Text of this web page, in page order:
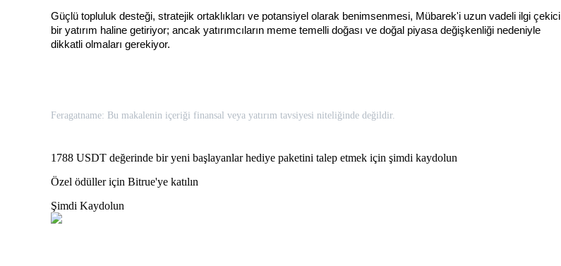
BTR Kilitleme
Güçlü topluluk desteği, stratejik ortaklıkları ve potansiyel olarak benimsenmesi, Mübarek'i uzun vadeli ilgi çekici
bir yatırım haline getiriyor; ancak yatırımcıların meme temelli doğası ve doğal piyasa değişkenliği nedeniyle
dikkatli olmaları gerekiyor.
Feragatname: Bu makalenin içeriği finansal veya yatırım tavsiyesi niteliğinde değildir.
1788 USDT değerinde bir yeni başlayanlar hediye paketini talep etmek için şimdi kaydolun
Özel ödüller için Bitrue'ye katılın
Şimdi Kaydolun